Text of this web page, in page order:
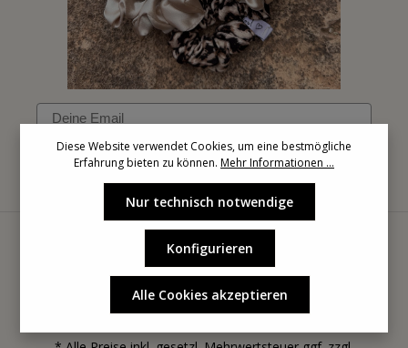
Email
Diese Website verwendet Cookies, um eine bestmögliche
Erfahrung bieten zu können. Mehr Informationen ...
Nur technisch notwendige
Konfigurieren
Alle Cookies akzeptieren